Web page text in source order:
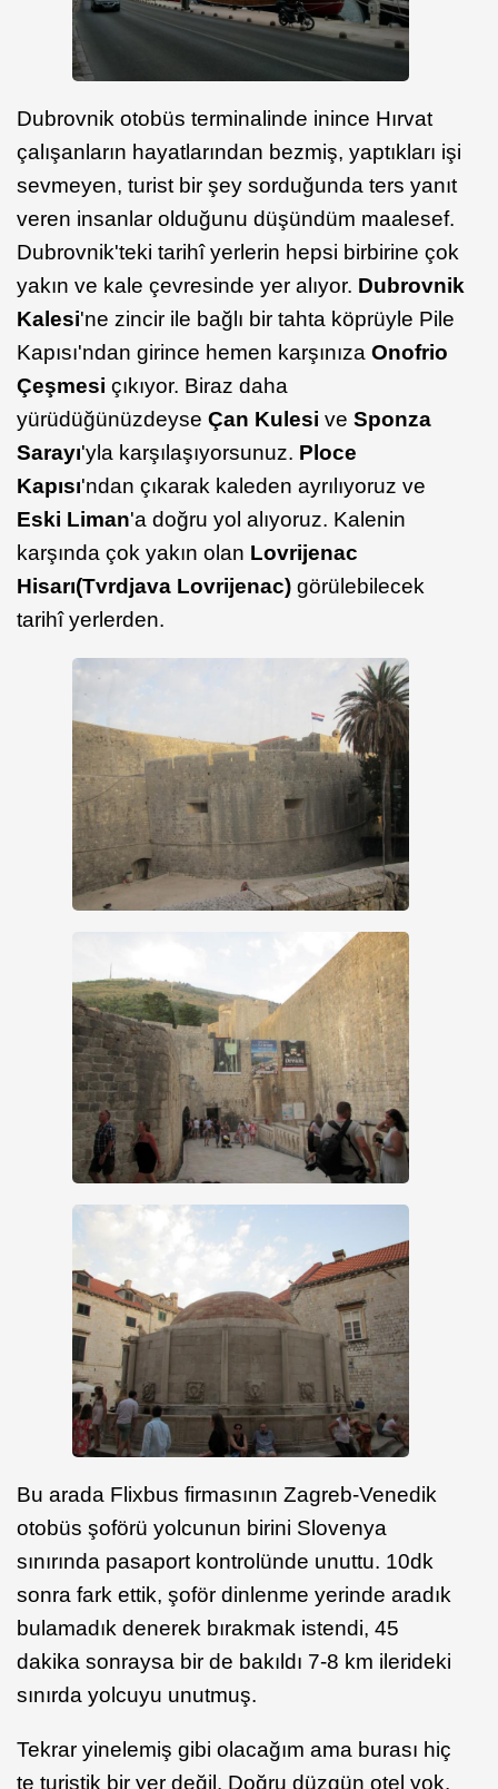
Dubrovnik otobüs terminalinde inince Hırvat
çalışanların hayatlarından bezmiş, yaptıkları işi
sevmeyen, turist bir şey sorduğunda ters yanıt
veren insanlar olduğunu düşündüm maalesef.
Dubrovnik'teki tarihî yerlerin hepsi birbirine çok
yakın ve kale çevresinde yer alıyor. Dubrovnik
Kalesi'ne zincir ile bağlı bir tahta köprüyle Pile
Kapısı'ndan girince hemen karşınıza Onofrio
Çeşmesi çıkıyor. Biraz daha
yürüdüğünüzdeyse Çan Kulesi ve Sponza
Sarayı'yla karşılaşıyorsunuz. Ploce
Kapısı'ndan çıkarak kaleden ayrılıyoruz ve
Eski Liman'a doğru yol alıyoruz. Kalenin
karşında çok yakın olan Lovrijenac
Hisarı(Tvrdjava Lovrijenac) görülebilecek
tarihî yerlerden.
Bu arada Flixbus firmasının Zagreb-Venedik
otobüs şoförü yolcunun birini Slovenya
sınırında pasaport kontrolünde unuttu. 10dk
sonra fark ettik, şoför dinlenme yerinde aradık
bulamadık denerek bırakmak istendi, 45
dakika sonraysa bir de bakıldı 7-8 km ilerideki
sınırda yolcuyu unutmuş.
Tekrar yinelemiş gibi olacağım ama burası hiç
te turistik bir yer değil. Doğru düzgün otel yok.